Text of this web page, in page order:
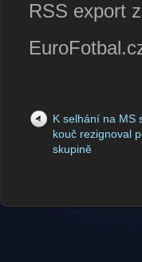
RSS export
K selhání na MS
kouč rezignoval
skupině